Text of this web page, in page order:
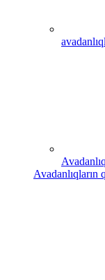
Avadanlıqların